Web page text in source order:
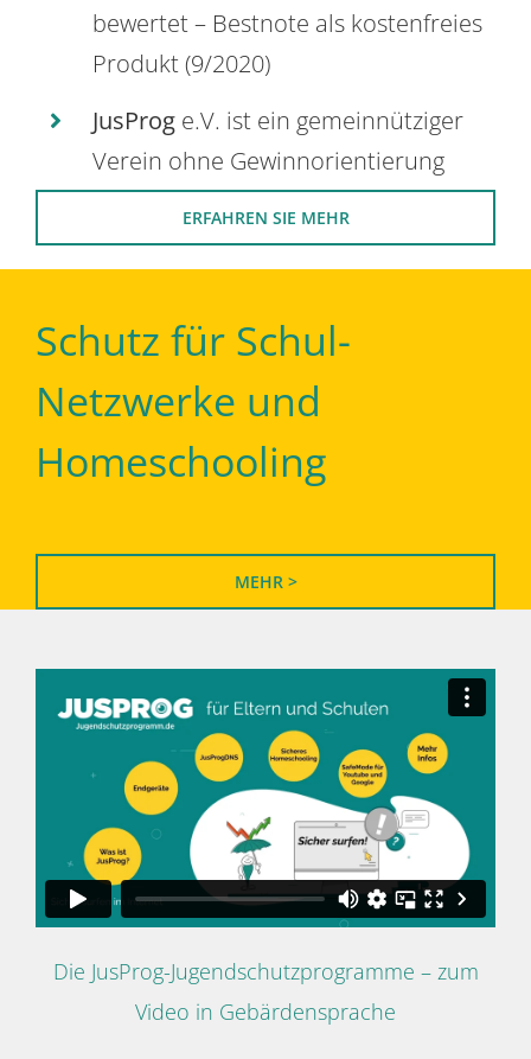
bewertet – Bestnote als kostenfreies
Produkt (9/2020)
JusProg e.V. ist ein gemeinnütziger
Verein ohne Gewinnorientierung
ERFAHREN SIE MEHR
Schutz für Schul-
Netzwerke und
Homeschooling
MEHR >
Die JusProg-Jugendschutzprogramme – zum
Video in Gebärdensprache